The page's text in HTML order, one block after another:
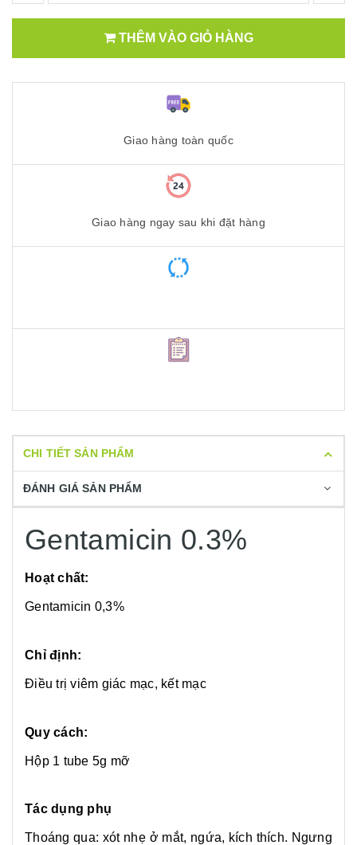
THÊM VÀO GIỎ HÀNG
Giao hàng toàn quốc
Giao hàng ngay sau khi đặt hàng
CHI TIẾT SẢN PHẨM
ĐÁNH GIÁ SẢN PHẨM
Gentamicin 0.3%
Hoạt chất:
Gentamicin 0,3%
Chỉ định:
Điều trị viêm giác mạc, kết mạc
Quy cách:
Hộp 1 tube 5g mỡ
Tác dụng phụ
Thoáng qua: xót nhẹ ở mắt, ngứa, kích thích. Ngưng